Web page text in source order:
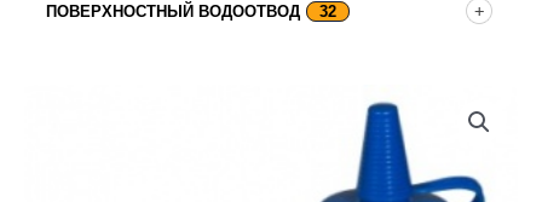
ПОВЕРХНОСТНЫЙ ВОДООТВОД 32